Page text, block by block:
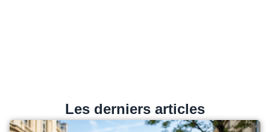
Les derniers articles